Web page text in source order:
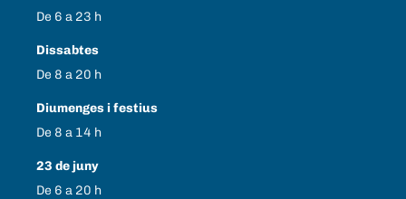
De 6 a 23 h
Dissabtes
De 8 a 20 h
Diumenges i festius
De 8 a 14 h
23 de juny
De 6 a 20 h